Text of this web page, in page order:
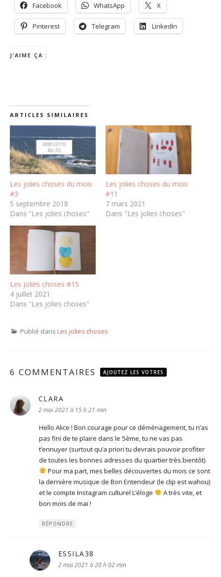
Facebook WhatsApp X
Pinterest Telegram LinkedIn
J’AIME ÇA :
ARTICLES SIMILAIRES
Les jolies choses du mois
#3
5 septembre 2018
Dans "Les jolies choses"
Les jolies choses du mois
#11
7 mars 2021
Dans "Les jolies choses"
Les jolies choses #15
4 juillet 2021
Dans "Les jolies choses"
Publié dans Les jolies choses
6 COMMENTAIRES AJOUTEZ LES VOTRES
CLARA
2 mai 2021 à 15 h 21 min
Hello Alice ! Bon courage pour ce déménagement, tu n’as
pas fini de te plaire dans le 5ème, tu ne vas pas
t’ennuyer (surtout qu’a priori tu devrais pouvoir profiter
de toutes les bonnes adresses du quartier très bientôt)
Pour ma part, mes belles découvertes du mois ce sont
la dernière musique de Bon Entendeur (le clip est wahou)
et le compte Instagram culturel L’éloge
A très vite, et
bon mois de mai !
RÉPONDRE
ESSILA38
2 mai 2021 à 20 h 02 min